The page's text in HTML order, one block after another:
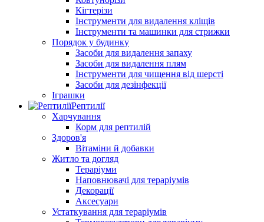
Кігтерізи
Інструменти для видалення кліщів
Інструменти та машинки для стрижки
Порядок у будинку
Засоби для видалення запаху
Засоби для видалення плям
Інструменти для чищення від шерсті
Засоби для дезінфекції
Іграшки
Рептилії
Харчування
Корм для рептилій
Здоров'я
Вітаміни й добавки
Житло та догляд
Тераріуми
Наповнювачі для тераріумів
Декорації
Аксесуари
Устаткування для тераріумів